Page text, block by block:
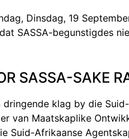
Dinsdag, 19
SASSA-begunstigdes
SASSA-SAKE
dringende klag by die
van Maatskaplike
Suid-Afrikaanse